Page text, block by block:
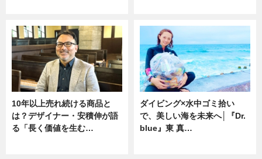
10年以上売れ続ける商品と
は？デザイナー・安積伸が語
る「長く価値を生む…
ダイビング×水中ゴミ拾い
で、美しい海を未来へ│『Dr.
blue』東 真…